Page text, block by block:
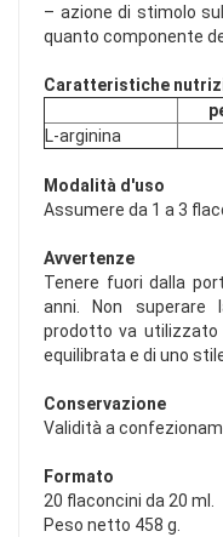
– azione di stimolo
quanto componente
Caratteristiche
L-arginina
Modalità d'uso
Assumere da 1 a 3
Avvertenze
Tenere fuori dalla
anni. Non superare
prodotto va utilizzato
equilibrata e di uno
Conservazione
Validità a
Formato
20 flaconcini da 20 ml.
Peso netto 458 g.